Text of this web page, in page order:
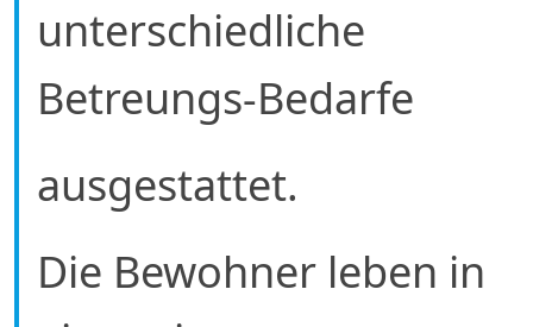
unterschiedliche
Betreungs-Bedarfe
ausgestattet.
Die Bewohner leben in